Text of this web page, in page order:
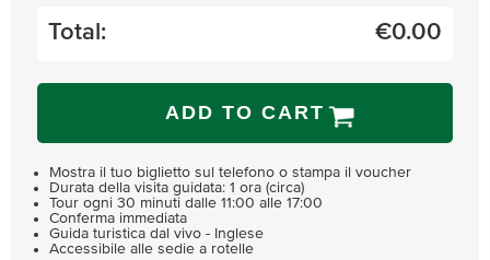
Total: €0.00
ADD TO CART
Mostra il tuo biglietto sul telefono o stampa il voucher
Durata della visita guidata: 1 ora (circa)
Tour ogni 30 minuti dalle 11:00 alle 17:00
Conferma immediata
Guida turistica dal vivo - Inglese
Accessibile alle sedie a rotelle